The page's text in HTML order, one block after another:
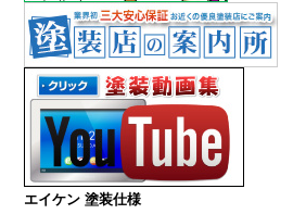
エイケン 塗装仕様